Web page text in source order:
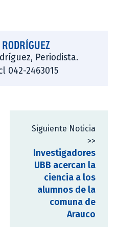
Periodista.
042-2463015
Siguiente Noticia
>>
Investigadores
UBB acercan la
ciencia a los
alumnos de la
comuna de
Arauco